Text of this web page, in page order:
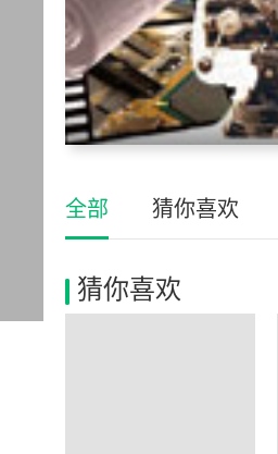
全部 猜你喜欢
猜你喜欢